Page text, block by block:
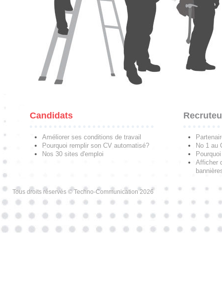
Candidats
Améliorer ses conditions de travail
Pourquoi remplir son CV automatisé?
Nos 30 sites d'emploi
No 1 au
Afficher
Tous droits réservés © Techno-Communication 2026